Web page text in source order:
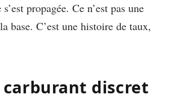
propagée. Ce n’est pas une
base. C’est une histoire de taux,
carburant discret